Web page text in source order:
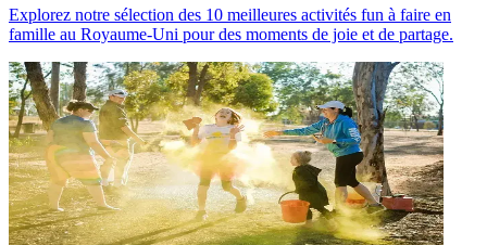
Explorez notre sélection des 10 meilleures activités fun à faire en
famille au Royaume-Uni pour des moments de joie et de partage.